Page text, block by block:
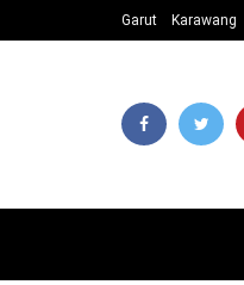
Garut Karawang